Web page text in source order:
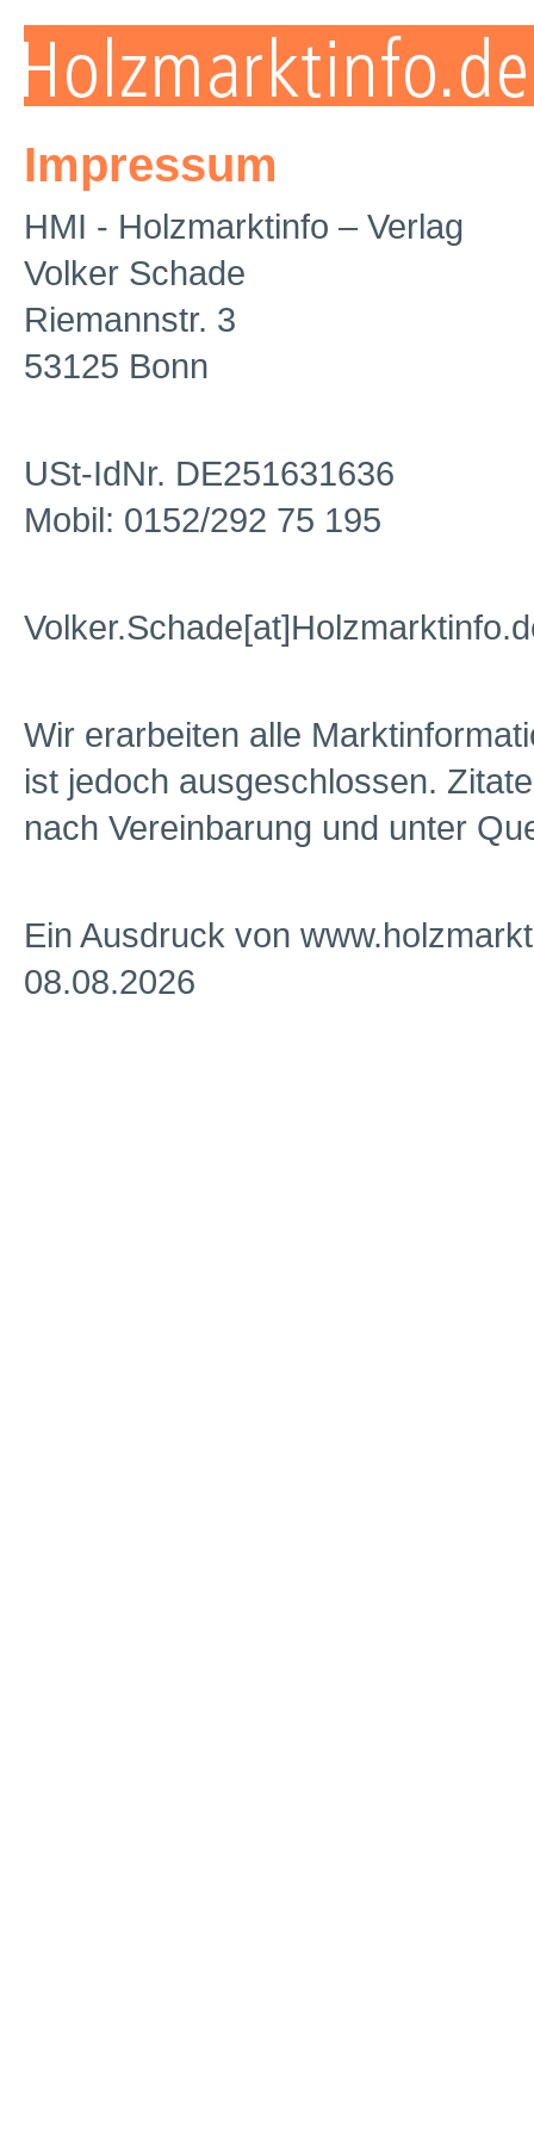
Impressum
HMI - Holzmarktinfo – Verlag
Volker Schade
Riemannstr. 3
53125 Bonn
USt-IdNr. DE251631636
Mobil: 0152/292 75 195
Wir erarbeiten alle
ist jedoch ausgeschlossen.
nach Vereinbarung und unter
Ein Ausdruck von
08.08.2026